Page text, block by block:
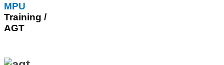
MPU
Training /
AGT